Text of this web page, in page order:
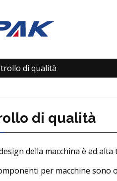
di qualità
di qualità
della macchina è ad
per macchine sono